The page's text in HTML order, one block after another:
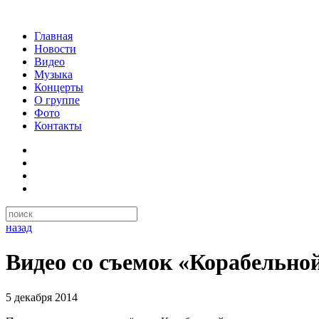
Главная
Новости
Видео
Музыка
Концерты
О группе
Фото
Контакты
назад
Видео со съемок
5 декабря 2014